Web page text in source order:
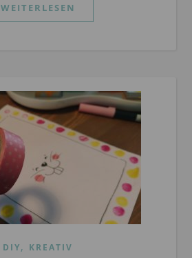
WEITERLESEN
DIY, KREATIV